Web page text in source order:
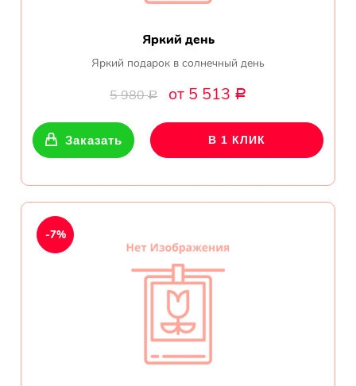
Яркий день
Яркий подарок в солнечный день
5 980Р от 5 513 Р
Заказать В 1 КЛИК
-7%